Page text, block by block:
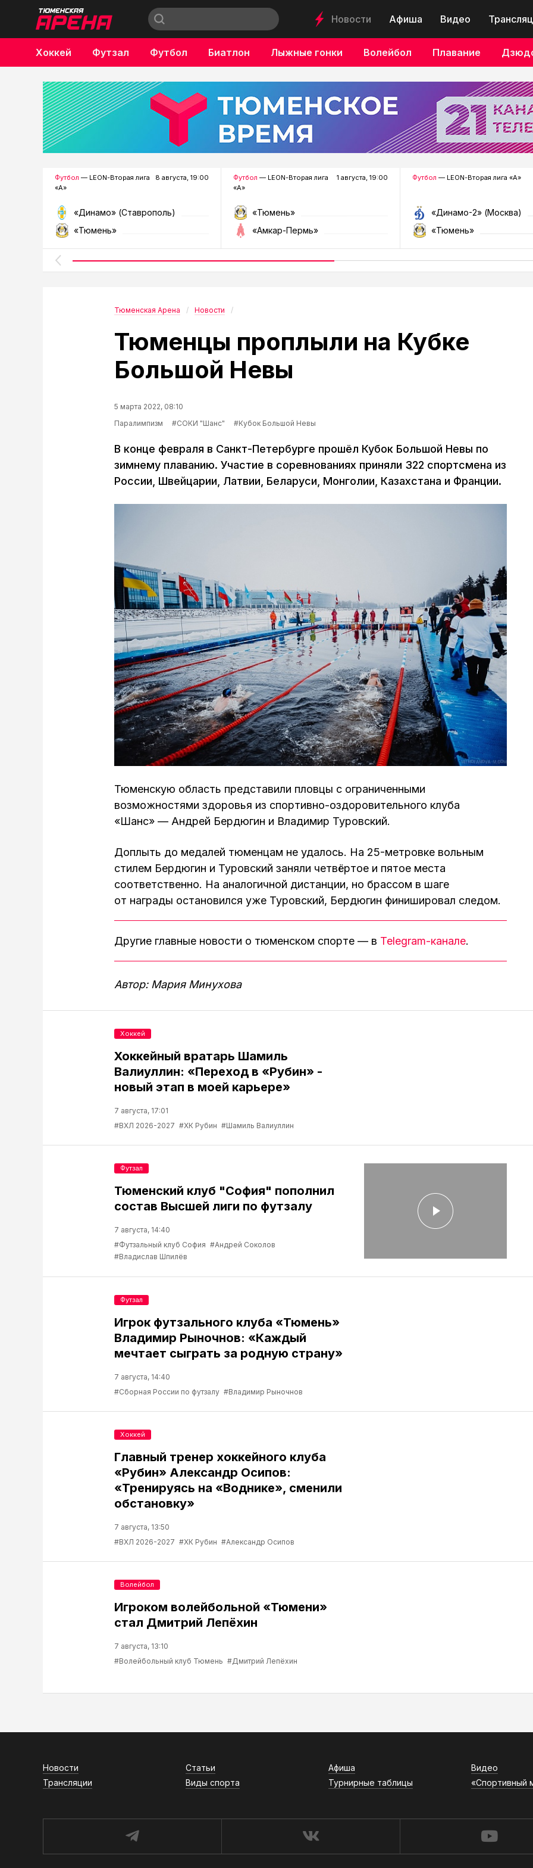
Новости Афиша Видео
Хоккей Футзал Футбол Биатлон Лыжные гонки Волейбол Плавание
Бокс
Футбол — LEON-Вторая лига
«А»
8 августа, 19:00
«Динамо» (Ставрополь)
«Тюмень»
Футбол — LEON-Вторая лига
«А»
1 августа, 19:00
«Тюмень»
«Амкар-Пермь»
Футбол — LEON-Вторая лига «А»
«Динамо-2» (Москва)
«Тюмень»
Тюменская Арена Новости
Тюменцы проплыли на Кубке
Большой Невы
5 марта 2022, 08:10
Паралимпизм
#СОКИ "Шанс" #Кубок Большой Невы
В конце февраля в Санкт-Петербурге прошёл Кубок Большой Невы по
зимнему плаванию. Участие в соревнованиях приняли 322 спортсмена из
России, Швейцарии, Латвии, Беларуси, Монголии, Казахстана и Франции.
Тюменскую область представили пловцы с ограниченными
возможностями здоровья из спортивно-оздоровительного клуба
«Шанс» — Андрей Бердюгин и Владимир Туровский.
Доплыть до медалей тюменцам не удалось. На 25-метровке вольным
стилем Бердюгин и Туровский заняли четвёртое и пятое места
соответственно. На аналогичной дистанции, но брассом в шаге
от награды остановился уже Туровский, Бердюгин финишировал следом.
Другие главные новости о тюменском спорте — в Telegram-канале.
Автор: Мария Минухова
Хоккейный вратарь Шамиль
Валиуллин: «Переход в «Рубин» -
новый этап в моей карьере»
7 августа, 17:01
#ВХЛ 2026-2027 #ХК Рубин #Шамиль Валиуллин
Хоккей
Тюменский клуб "София" пополнил
состав Высшей лиги по футзалу
7 августа, 14:40
#Футзальный клуб София #Андрей Соколов
#Владислав Шпилёв
Футзал
Игрок футзального клуба «Тюмень»
Владимир Рыночнов: «Каждый
мечтает сыграть за родную страну»
7 августа, 14:40
#Сборная России по футзалу #Владимир Рыночнов
Футзал
Главный тренер хоккейного клуба
«Рубин» Александр Осипов:
«Тренируясь на «Воднике», сменили
обстановку»
7 августа, 13:50
#ВХЛ 2026-2027 #ХК Рубин #Александр Осипов
Хоккей
Игроком волейбольной «Тюмени»
стал Дмитрий Лепёхин
7 августа, 13:10
#Волейбольный клуб Тюмень #Дмитрий Лепёхин
Волейбол
Новости Статьи Афиша Видео
Трансляции
Виды спорта Турнирные таблицы «Спортивный